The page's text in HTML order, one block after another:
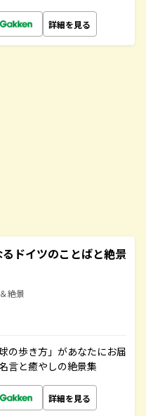
詳細を見る
ドイツのことばと絶景
絶景
の歩き方」があなたにお届
言と癒やしの絶景集
詳細を見る